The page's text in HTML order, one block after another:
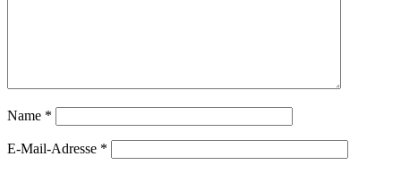
Name *
E-Mail-Adresse *